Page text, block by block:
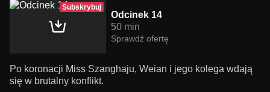
Subskrybuj
Odcinek 14
50 min
Sprawdź ofertę
Po koronacji Miss Szanghaju, Weian i jego kolega wdają
się w brutalny konflikt.